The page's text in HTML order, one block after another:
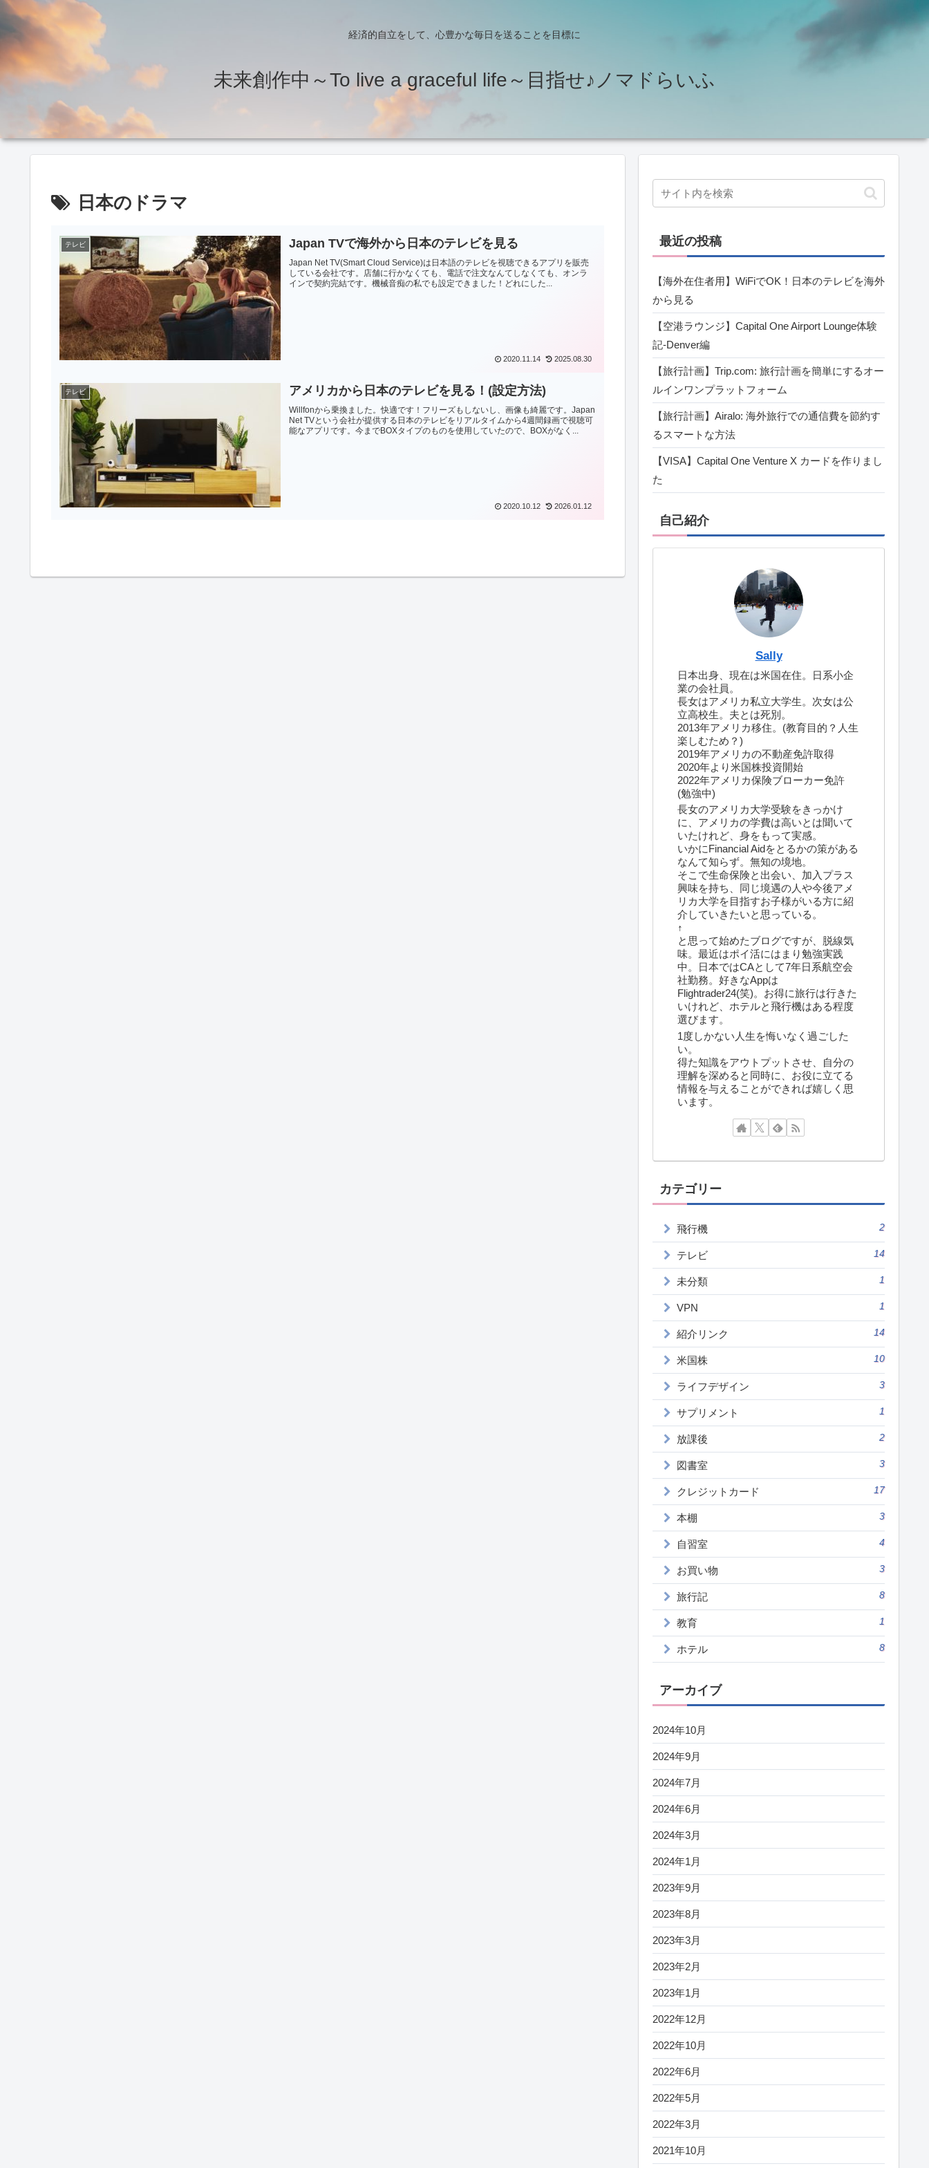
経済的自立をして、心豊かな毎日を送ることを目標に
未来創作中～To live a graceful life～目指せ♪ノマドらいふ
日本のドラマ
テレビ Japan TVで海外から日本のテレビを見る
Japan Net TV(Smart Cloud Service)は日本語のテレビを視聴できるアプリを販売
している会社です。店舗に行かなくても、電話で注文なんてしなくても、オンラ
インで契約完結です。機械音痴の私でも設定できました！どれにした...
2020.11.14 2025.08.30
テレビ アメリカから日本のテレビを見る！(設定方法)
Willfonから乗換ました。快適です！フリーズもしないし、画像も綺麗です。Japan
Net TVという会社が提供する日本のテレビをリアルタイムから4週間録画で視聴可
能なアプリです。今までBOXタイプのものを使用していたので、BOXがなく...
2020.10.12 2026.01.12
最近の投稿
【海外在住者用】WiFiでOK！日本のテレビを海外
から見る
【空港ラウンジ】Capital One Airport Lounge体験
記‐Denver編
【旅行計画】Trip.com: 旅行計画を簡単にするオー
ルインワンプラットフォーム
【旅行計画】Airalo: 海外旅行での通信費を節約す
るスマートな方法
【VISA】Capital One Venture X カードを作りまし
た
自己紹介
Sally
日本出身、現在は米国在住。日系小企
業の会社員。
長女はアメリカ私立大学生。次女は公
立高校生。夫とは死別。
2013年アメリカ移住。(教育目的？人生
楽しむため？)
2019年アメリカの不動産免許取得
2020年より米国株投資開始
2022年アメリカ保険ブローカー免許
(勉強中)
長女のアメリカ大学受験をきっかけ
に、アメリカの学費は高いとは聞いて
いたけれど、身をもって実感。
いかにFinancial Aidをとるかの策がある
なんて知らず。無知の境地。
そこで生命保険と出会い、加入プラス
興味を持ち、同じ境遇の人や今後アメ
リカ大学を目指すお子様がいる方に紹
介していきたいと思っている。
↑
と思って始めたブログですが、脱線気
味。最近はポイ活にはまり勉強実践
中。日本ではCAとして7年日系航空会
社勤務。好きなAppは
Flightrader24(笑)。お得に旅行は行きた
いけれど、ホテルと飛行機はある程度
選びます。
1度しかない人生を悔いなく過ごした
い。
得た知識をアウトプットさせ、自分の
理解を深めると同時に、お役に立てる
情報を与えることができれば嬉しく思
います。
カテゴリー
飛行機 2
テレビ 14
未分類 1
VPN 1
紹介リンク 14
米国株 10
ライフデザイン 3
サプリメント 1
放課後 2
図書室 3
クレジットカード 17
本棚 3
自習室 4
お買い物 3
旅行記 8
教育 1
ホテル 8
アーカイブ
2024年10月
2024年9月
2024年7月
2024年6月
2024年3月
2024年1月
2023年9月
2023年8月
2023年3月
2023年2月
2023年1月
2022年12月
2022年10月
2022年6月
2022年5月
2022年3月
2021年10月